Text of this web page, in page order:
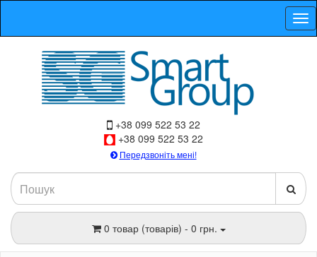
+38 099 522 53 22
+38 099 522 53 22
Передзвоніть мені!
0 товар (товарів) - 0 грн.